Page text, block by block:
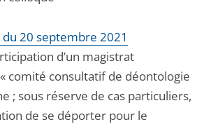
du 20 septembre 2021
d’un magistrat
comité consultatif de déontologie
; sous réserve de cas particuliers,
de se déporter pour le